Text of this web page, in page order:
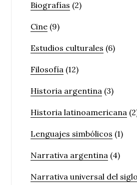
Biografías (2)
Cine (9)
Estudios culturales (6)
Filosofía (12)
Historia argentina (3)
Historia latinoamericana
Lenguajes simbólicos (1)
Narrativa argentina (4)
Narrativa universal del